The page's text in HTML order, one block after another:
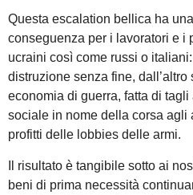
Questa escalation bellica ha
conseguenza per i lavoratori e i
ucraini così come russi o
distruzione senza fine,
economia di guerra, fatta di
sociale in nome della corsa agli
profitti delle lobbies delle armi.
Il risultato è tangibile sotto ai
beni di prima necessità